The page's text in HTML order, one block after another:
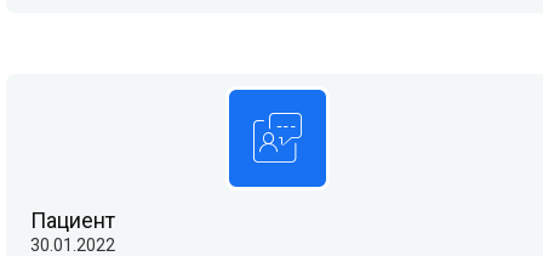
Пациент
30.01.2022